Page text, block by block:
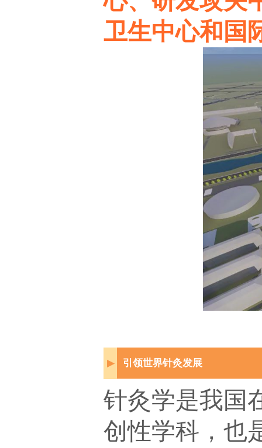
卫生中心和国
▶ 引领世界针灸发展
针灸学是我国
创性学科，也